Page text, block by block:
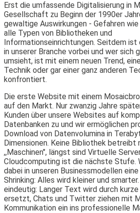
Erst die umfassende Digitalisierung in
Gesellschaft zu Beginn der 1990er
gewaltige Auswirkungen - Gefahren
alle Typen von Bibliotheken und
Informationseinrichtungen. Seitdem ist
in unserer Branche vorbei und wer sich
umsieht, ist mit einem neuen Trend,
Technik oder gar einer ganz anderen
konfrontiert.
Die erste Website mit einem
auf den Markt. Nur zwanzig Jahre
Kunden über unsere Websites auf
Datenbanken zu und wir ermöglichen
Download von Datenvolumina in
Dimensionen. Keine Bibliothek betreibt
,,Maschinen", längst sind Virtuelle
Cloudcomputing ist die nächste Stufe.
dabei in unseren Businessmodellen
Shrinking: Alles wird kleiner und
eindeutig: Langer Text wird durch kurze
ersetzt, Chats und Twitter ziehen mit
Kommunikation ein ins professionelle